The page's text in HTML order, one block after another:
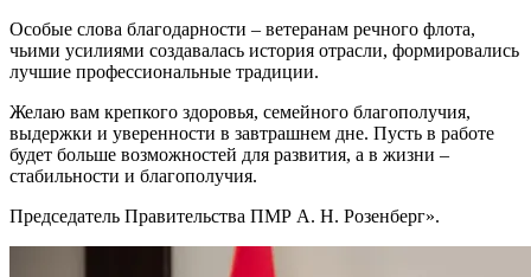
Особые слова благодарности – ветеранам речного флота,
чьими усилиями создавалась история отрасли, формировались
лучшие профессиональные традиции.
Желаю вам крепкого здоровья, семейного благополучия,
выдержки и уверенности в завтрашнем дне. Пусть в работе
будет больше возможностей для развития, а в жизни –
стабильности и благополучия.
Председатель Правительства ПМР А. Н. Розенберг».